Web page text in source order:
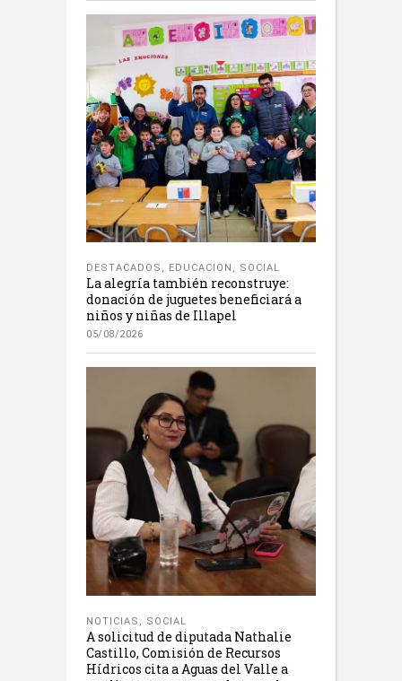
DESTACADOS , EDUCACION , SOCIAL
La alegría también reconstruye:
donación de juguetes beneficiará a
niños y niñas de Illapel
05/08/2026
NOTICIAS SOCIAL
A solicitud de diputada Nathalie
Castillo, Comisión de Recursos
Hídricos cita a Aguas del Valle a